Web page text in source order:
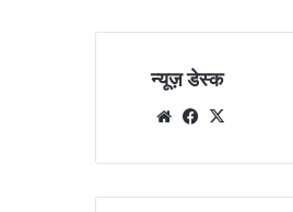
न्यूज़ डेस्क
WebsiteFacebook